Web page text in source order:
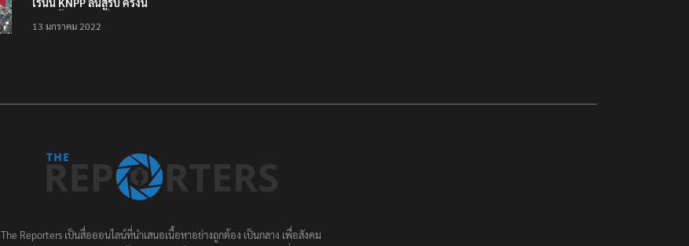
ประชาชนต้องชนะ
13 มกราคม 2022
The Reporters เป็นสื่อออนไลน์ที่นำเสนอเนื้อหาอย่างถูกต้อง เป็นกลาง เพื่อสังคม